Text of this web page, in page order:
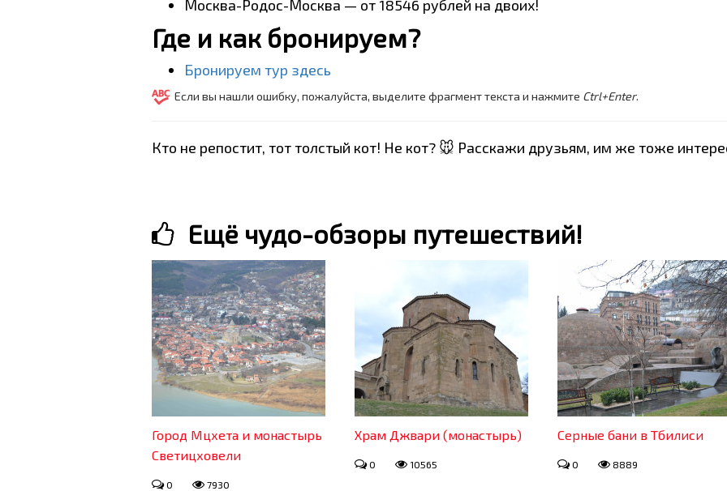
Москва-Родос-Москва — от 18546 рублей на двоих!
Где и как бронируем?
Бронируем тур здесь
Если вы нашли ошибку, пожалуйста, выделите фрагмент текста и нажмите Ctrl+Enter.
Кто не репостит, тот толстый кот! Не кот? 🐭 Расскажи друзьям, им же тоже
Ещё чудо-обзоры путешествий!
Город Мцхета и монастырь
Светицховели
0 7930
Храм Джвари (монастырь)
0 10565
Серные бани в Тбилиси
0 8889